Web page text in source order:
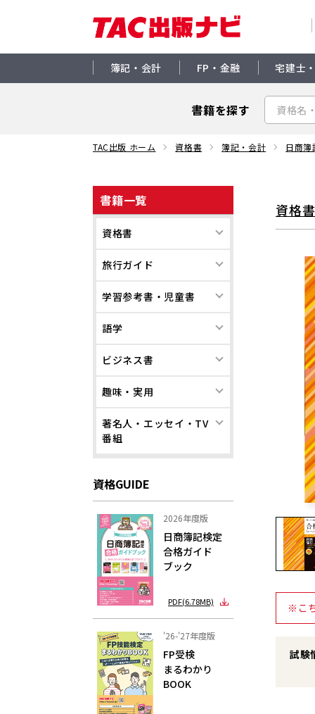
簿記・会計 FP・金融 宅建士
書籍を探す
TAC出版 ホーム 資格書 簿記・会計 日商簿
書籍一覧
資格書
旅行ガイド
学習参考書・児童書
語学
ビジネス書
趣味・実用
著名人・エッセイ・TV
番組
資格GUIDE
2026年度版
日商簿記検定
合格ガイド
ブック
PDF(6.78MB)
'26-'27年度版
FP受検
まるわかり
BOOK
資格書
※こ
試験